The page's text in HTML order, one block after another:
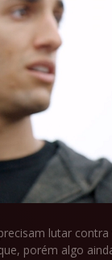
lutar
porém algo